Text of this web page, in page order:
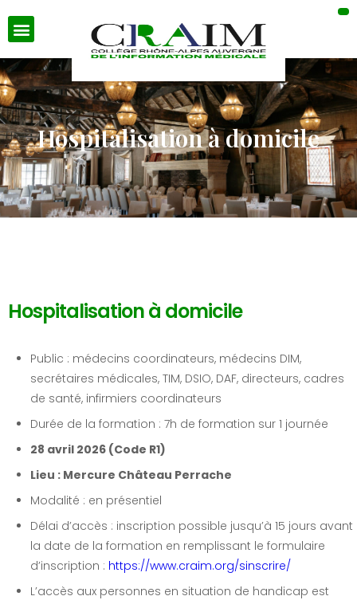
Hospitalisation à domicile
Hospitalisation à domicile
Public : médecins coordinateurs, médecins DIM,
secrétaires médicales, TIM, DSIO, DAF, directeurs, cadres
de santé, infirmiers coordinateurs
Durée de la formation : 7h de formation sur 1 journée
28 avril 2026 (Code R1)
Lieu : Mercure Château Perrache
Modalité : en présentiel
Délai d’accès : inscription possible jusqu’à 15 jours avant
la date de la formation en remplissant le formulaire
d’inscription : https://www.craim.org/sinscrire/
L’accès aux personnes en situation de handicap est